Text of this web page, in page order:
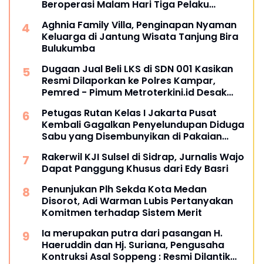
Beroperasi Malam Hari Tiga Pelaku
Aghnia Family Villa, Penginapan Nyaman
Keluarga di Jantung Wisata Tanjung Bira
Bulukumba
Dugaan Jual Beli LKS di SDN 001 Kasikan
Resmi Dilaporkan ke Polres Kampar,
Pemred - Pimum Metroterkini.id Desak
Petugas Rutan Kelas I Jakarta Pusat
Kembali Gagalkan Penyelundupan Diduga
Sabu yang Disembunyikan di Pakaian
Rakerwil KJI Sulsel di Sidrap, Jurnalis Wajo
Dapat Panggung Khusus dari Edy Basri
Penunjukan Plh Sekda Kota Medan
Disorot, Adi Warman Lubis Pertanyakan
Komitmen terhadap Sistem Merit
Ia merupakan putra dari pasangan H.
Haeruddin dan Hj. Suriana, Pengusaha
Kontruksi Asal Soppeng : Resmi Dilantik